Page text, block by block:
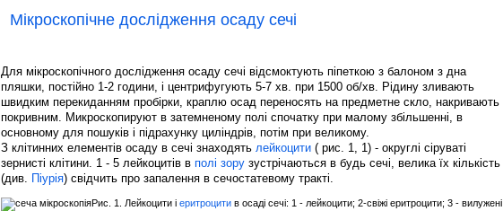
Мікроскопічне дослідження осаду сечі
Для мікроскопічного дослідження осаду сечі відсмоктують піпеткою з балоном з дна
пляшки, постійно 1-2 години, і центрифугують 5-7 хв. при 1500 об/хв. Рідину зливають
швидким перекиданням пробірки, краплю осад переносять на предметне скло, накривають
покривним. Микроскопируют в затемненому полі спочатку при малому збільшенні, в
основному для пошуків і підрахунку циліндрів, потім при великому.
З клітинних елементів осаду в сечі знаходять лейкоцити ( рис. 1, 1) - округлі сіруваті
зернисті клітини. 1 - 5 лейкоцитів в полі зору зустрічаються в будь сечі, велика їх кількість
(див. Піурія) свідчить про запалення в сечостатевому тракті.
Рис. 1. Лейкоцити і еритроцити в осаді сечі: 1 - лейкоцити; 2-свіжі еритроцити; 3 - вилужені